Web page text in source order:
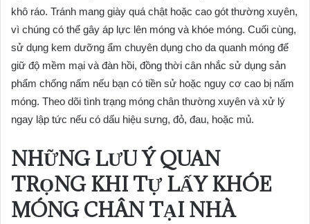
khô ráo. Tránh mang giày quá chật hoặc cao gót thường xuyên,
vì chúng có thể gây áp lực lên móng và khóe móng. Cuối cùng,
sử dụng kem dưỡng ẩm chuyên dụng cho da quanh móng để
giữ độ mềm mại và đàn hồi, đồng thời cân nhắc sử dụng sản
phẩm chống nấm nếu bạn có tiền sử hoặc nguy cơ cao bị nấm
móng. Theo dõi tình trạng móng chân thường xuyên và xử lý
ngay lập tức nếu có dấu hiệu sưng, đỏ, đau, hoặc mủ.
NHỮNG LƯU Ý QUAN
TRỌNG KHI TỰ LẤY KHÓE
MÓNG CHÂN TẠI NHÀ